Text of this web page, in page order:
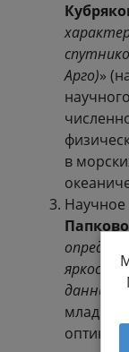
Арго)»
в
яркости
данным
оптики